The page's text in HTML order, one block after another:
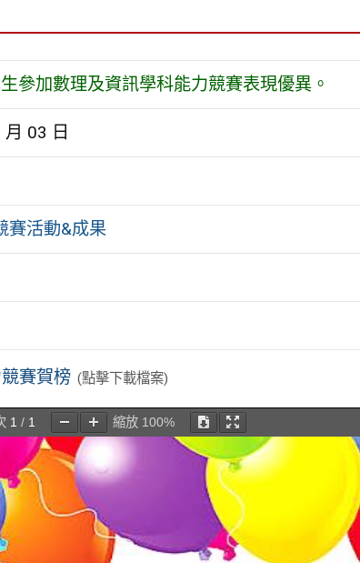
參加數理及資訊學科能力競賽表現優異。
03 日
賽活動&成果
賽賀榜 (點擊下載檔案)
1 / 1 縮放 100%